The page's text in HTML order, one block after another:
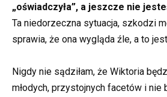
„oświadczyła”, a jeszcze nie
Ta niedorzeczna sytuacja, szkodzi
sprawia, że ona wygląda źle, a to
Nigdy nie sądziłam, że Wiktoria
młodych, przystojnych facetów i nie